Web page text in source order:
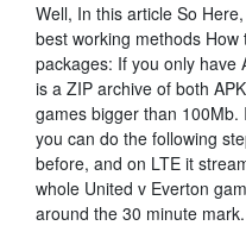
Well, In this article So
best working methods How
packages: If you only have
is a ZIP archive of both
games bigger than
you can do the following
before, and on LTE it
whole United v Everton
around the 30 minute mark.